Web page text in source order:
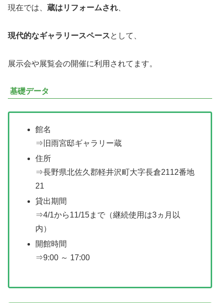
現在では、 蔵はリフォームされ
現代的なギャラリースペースとして、
展示会や展覧会の開催に利用されてます。
基礎データ
館名
⇒旧雨宮邸ギャラリー蔵
住所
⇒長野県北佐久郡軽井沢町大字長倉2112番地
21
貸出期間
⇒4/1から11/15まで（継続使用は3ヵ月以
内）
開館時間
⇒9:00 ～ 17:00